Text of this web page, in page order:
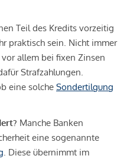
Teil des Kredits vorzeitig
praktisch sein. Nicht immer
allem bei fixen Zinsen
Strafzahlungen.
eine solche Sondertilgung
Manche Banken
eine sogenannte
. Diese übernimmt im